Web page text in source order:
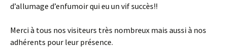
d’allumage d’enfumoir qui eu un vif succès!!
Merci à tous nos visiteurs très nombreux mais aussi à nos
adhérents pour leur présence.